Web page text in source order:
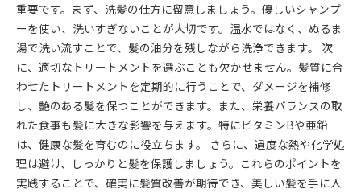
重要です。まず、洗髪の仕方に留意しましょう。優しいシャンプ
ーを使い、洗いすぎないことが大切です。温水ではなく、ぬるま
湯で洗い流すことで、髪の油分を残しながら洗浄できます。 次
に、適切なトリートメントを選ぶことも欠かせません。髪質に合
わせたトリートメントを定期的に行うことで、ダメージを補修
し、艶のある髪を保つことができます。また、栄養バランスの取
れた食事も髪に大きな影響を与えます。特にビタミンBや亜鉛
は、健康な髪を育むのに役立ちます。 さらに、過度な熱や化学処
理は避け、しっかりと髪を保護しましょう。これらのポイントを
実践することで、確実に髪質改善が期待でき、美しい髪を手に入